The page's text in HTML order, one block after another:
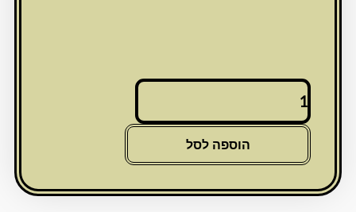
כמות
גביע
קרמיקה
"בבסלי"
הוספה לסל